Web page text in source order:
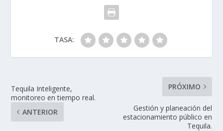
TASA:
Tequila Inteligente,
monitoreo en tiempo real.
ANTERIOR
PRÓXIMO
Gestión y planeación del
estacionamiento público en
Tequila.